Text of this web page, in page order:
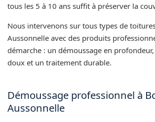
tous les 5 à 10 ans suffit à préserver la
Nous intervenons sur tous types de
Aussonnelle avec des produits
démarche : un démoussage en
doux et un traitement durable.
Démoussage professionnel à
Aussonnelle